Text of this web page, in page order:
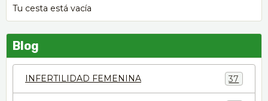
Tu cesta está vacía
Blog
INFERTILIDAD FEMENINA 37